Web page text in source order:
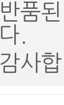
반품
다.
감사